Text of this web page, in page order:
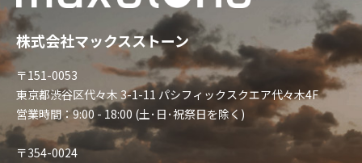
株式会社マックスストーン
〒151-0053
東京都渋谷区代々木 3-1-11 パシフィックスクエア代々木4F
営業時間：9:00 - 18:00 (土･日･祝祭日を除く)
〒354-0024